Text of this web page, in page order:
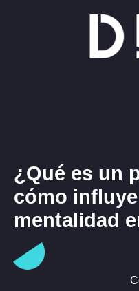
¿Qué es un
cómo
mentalidad